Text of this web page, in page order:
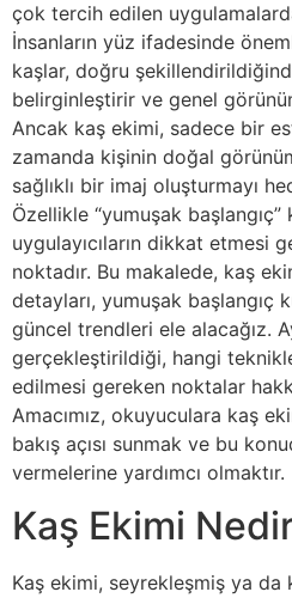
çok tercih edilen
İnsanların yüz ifadesinde
kaşlar, doğru
belirginleştirir ve genel
Ancak kaş ekimi, sadece bir
zamanda kişinin doğal
sağlıklı bir imaj oluşturmayı
Özellikle “yumuşak
uygulayıcıların dikkat etmesi
noktadır. Bu makalede, kaş
detayları, yumuşak başlangıç
güncel trendleri ele alacağız.
gerçekleştirildiği, hangi
edilmesi gereken noktalar
Amacımız, okuyuculara kaş
bakış açısı sunmak ve bu
vermelerine yardımcı olmaktır.
Kaş Ekimi
Kaş ekimi, seyrekleşmiş ya da